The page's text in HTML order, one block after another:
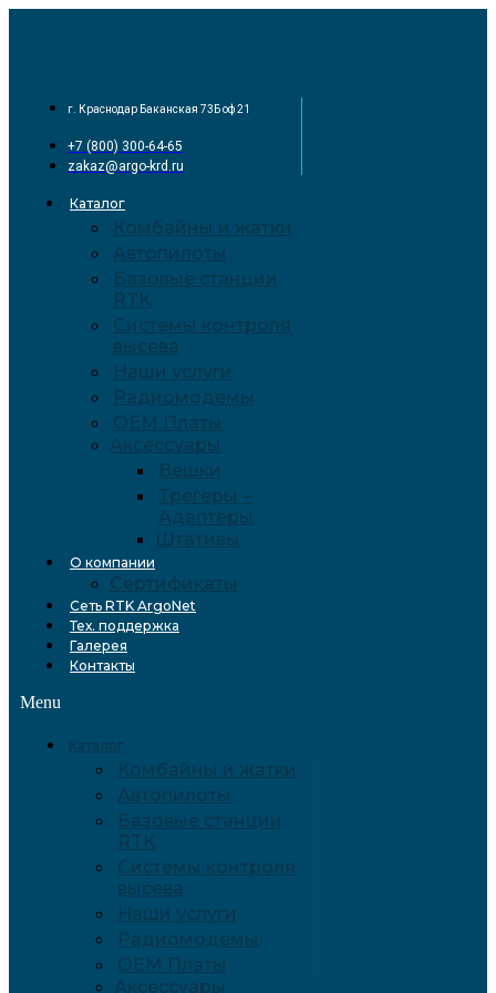
г. Краснодар Баканская 73Б оф 21
+7 (800) 300-64-65
zakaz@argo-krd.ru
Каталог
Комбайны и жатки
Автопилоты
Базовые станции
RTK
Системы контроля
высева
Наши услуги
Радиомодемы
OEM Платы
Аксессуары
Вешки
Трегеры –
Адаптеры
Штативы
О компании
Сертификаты
Сеть RTK ArgoNet
Тех. поддержка
Галерея
Контакты
Menu
Каталог
Комбайны и жатки
Автопилоты
Базовые станции
RTK
Системы контроля
высева
Наши услуги
Радиомодемы
OEM Платы
Аксессуары